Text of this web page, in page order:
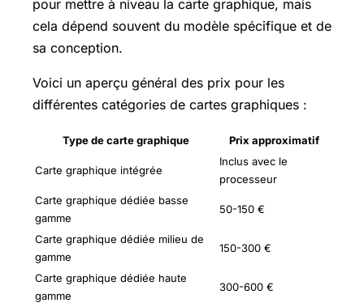
pour mettre à niveau la carte graphique, mais
cela dépend souvent du modèle spécifique et de
sa conception.
Voici un aperçu général des prix pour les
différentes catégories de cartes graphiques :
Type de carte graphique Prix approximatif
Carte graphique intégrée
Inclus avec le
processeur
Carte graphique dédiée basse
gamme
50-150 €
Carte graphique dédiée milieu de
gamme
150-300 €
Carte graphique dédiée haute
gamme
300-600 €